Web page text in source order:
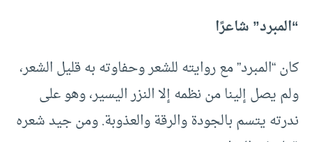
“المبرد” شاعرًا
كان “المبرد” مع روايته للشعر وحفاوته به قليل الشعر،
ولم يصل إلينا من نظمه إلا النزر اليسير، وهو على
ندرته يتسم بالجودة والرقة والعذوبة. ومن جيد شعره